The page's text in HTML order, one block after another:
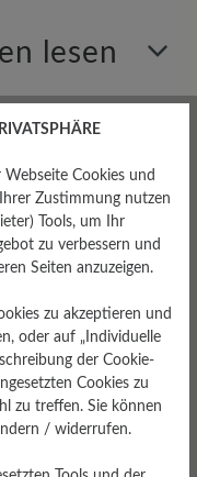
lesen
0%
0%
Cookies und
Zustimmung nutzen
Tools, um Ihr
zu verbessern und
Seiten anzuzeigen.
zu akzeptieren und
oder auf „Individuelle
der Cookie-
Cookies zu
zu treffen. Sie können
/ widerrufen.